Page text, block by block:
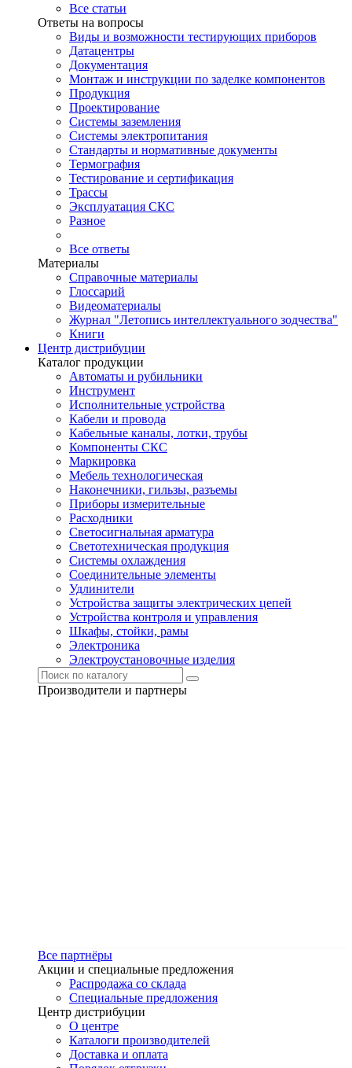
Все статьи
Ответы на вопросы
Виды и возможности тестирующих приборов
Датацентры
Документация
Монтаж и инструкции по заделке компонентов
Продукция
Проектирование
Системы заземления
Системы электропитания
Стандарты и нормативные документы
Термография
Тестирование и сертификация
Трассы
Эксплуатация СКС
Разное
Все ответы
Материалы
Справочные материалы
Глоссарий
Видеоматериалы
Журнал "Летопись интеллектуального зодчества"
Книги
Центр дистрибуции
Каталог продукции
Автоматы и рубильники
Инструмент
Исполнительные устройства
Кабели и провода
Кабельные каналы, лотки, трубы
Компоненты СКС
Маркировка
Мебель технологическая
Наконечники, гильзы, разъемы
Приборы измерительные
Расходники
Светосигнальная арматура
Светотехническая продукция
Системы охлаждения
Соединительные элементы
Удлинители
Устройства защиты электрических цепей
Устройства контроля и управления
Шкафы, стойки, рамы
Электроника
Электроустановочные изделия
Производители и партнеры
Все партнёры
Акции и специальные предложения
Распродажа со склада
Специальные предложения
Центр дистрибуции
О центре
Каталоги производителей
Доставка и оплата